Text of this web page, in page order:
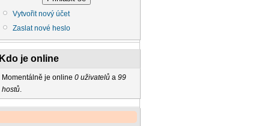
Vytvořit nový účet
Zaslat nové heslo
Kdo je online
Momentálně je online 0 uživatelů a 99
hostů.